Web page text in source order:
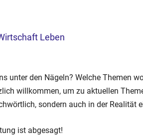
Leben
unter den Nägeln? Welche Themen
willkommen, um zu aktuellen
sondern auch in der Realität
ist abgesagt!